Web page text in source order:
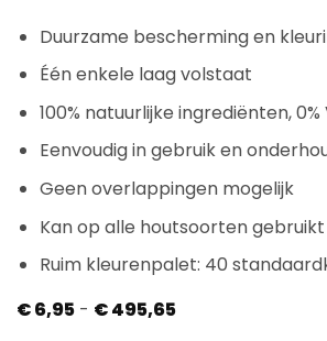
Duurzame bescherming en
Één enkele laag volstaat
100% natuurlijke ingrediënten, 0%
Eenvoudig in gebruik en
Geen overlappingen mogelijk
Kan op alle houtsoorten
Ruim kleurenpalet: 40
€6,95 - €495,65Prijsklasse: